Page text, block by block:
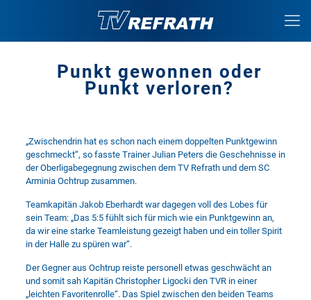
Punkt gewonnen oder
Punkt verloren?
„Zwischendrin hat es schon nach einem doppelten Punktgewinn
geschmeckt“, so fasste Trainer Julian Peters die Geschehnisse in
der Oberligabegegnung zwischen dem TV Refrath und dem SC
Arminia Ochtrup zusammen.
Teamkapitän Jakob Eberhardt war dagegen voll des Lobes für
sein Team: „Das 5:5 fühlt sich für mich wie ein Punktgewinn an,
da wir eine starke Teamleistung gezeigt haben und ein toller Spirit
in der Halle zu spüren war“.
Der Gegner aus Ochtrup reiste personell etwas geschwächt an
und somit sah Kapitän Christopher Ligocki den TVR in einer
„leichten Favoritenrolle“. Das Spiel zwischen den beiden Teams